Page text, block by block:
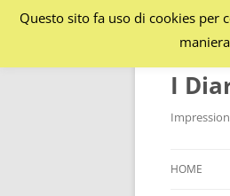
I
HOME
Questo sito fa uso di cookies per